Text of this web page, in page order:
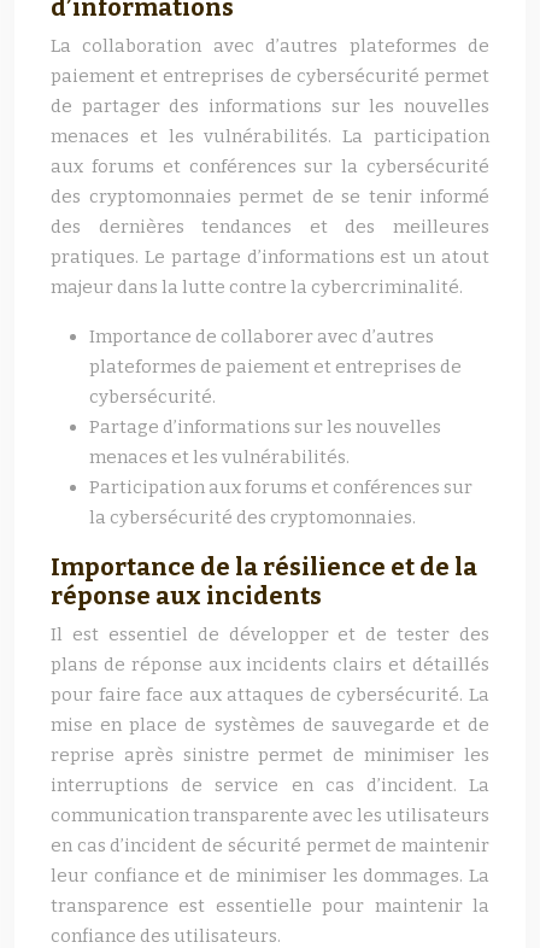
d’informations
La collaboration avec d’autres plateformes de
paiement et entreprises de cybersécurité permet
de partager des informations sur les nouvelles
menaces et les vulnérabilités. La participation
aux forums et conférences sur la cybersécurité
des cryptomonnaies permet de se tenir informé
des dernières tendances et des meilleures
pratiques. Le partage d’informations est un atout
majeur dans la lutte contre la cybercriminalité.
Importance de collaborer avec d’autres
plateformes de paiement et entreprises de
cybersécurité.
Partage d’informations sur les nouvelles
menaces et les vulnérabilités.
Participation aux forums et conférences sur
la cybersécurité des cryptomonnaies.
Importance de la résilience et de la
réponse aux incidents
Il est essentiel de développer et de tester des
plans de réponse aux incidents clairs et détaillés
pour faire face aux attaques de cybersécurité. La
mise en place de systèmes de sauvegarde et de
reprise après sinistre permet de minimiser les
interruptions de service en cas d’incident. La
communication transparente avec les utilisateurs
en cas d’incident de sécurité permet de maintenir
leur confiance et de minimiser les dommages. La
transparence est essentielle pour maintenir la
confiance des utilisateurs.